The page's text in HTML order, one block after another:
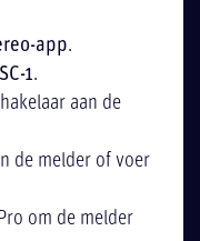
app.
1.
aan de
de melder of voer
om de melder